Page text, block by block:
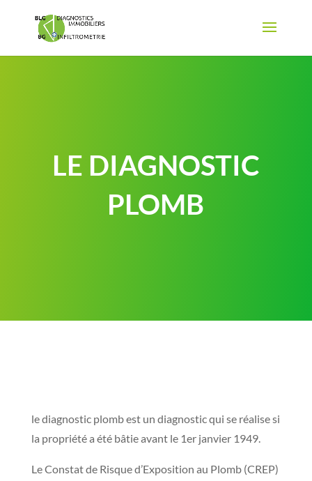
LE DIAGNOSTIC
PLOMB
le diagnostic plomb est un diagnostic qui se réalise si
la propriété a été bâtie avant le 1er janvier 1949.
Le Constat de Risque d’Exposition au Plomb (CREP)